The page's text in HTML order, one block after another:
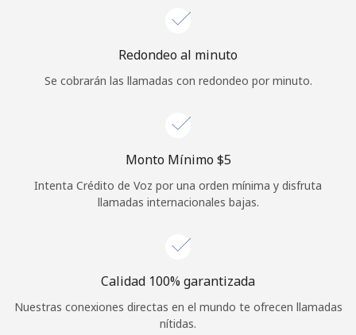
REGÍSTRATE →
Redondeo al minuto
Se cobrarán las llamadas con redondeo por minuto.
Monto Mínimo ⁦$5⁩
Intenta Crédito de Voz por una orden mínima y disfruta
llamadas internacionales bajas.
Calidad 100% garantizada
Nuestras conexiones directas en el mundo te ofrecen llamadas
nítidas.